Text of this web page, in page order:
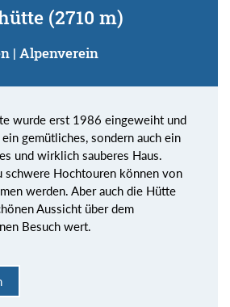
(2710 m)
| Alpenverein
wurde erst 1986 eingeweiht und
gemütliches, sondern auch ein
und wirklich sauberes Haus.
schwere Hochtouren können von
werden. Aber auch die Hütte
Aussicht über dem
Besuch wert.